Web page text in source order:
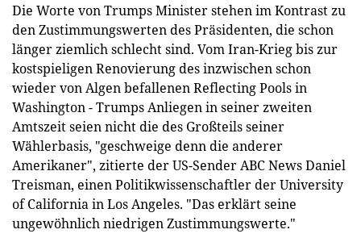
Die Worte von Trumps Minister stehen im Kontrast zu
den Zustimmungswerten des Präsidenten, die schon
länger ziemlich schlecht sind. Vom Iran-Krieg bis zur
kostspieligen Renovierung des inzwischen schon
wieder von Algen befallenen Reflecting Pools in
Washington - Trumps Anliegen in seiner zweiten
Amtszeit seien nicht die des Großteils seiner
Wählerbasis, "geschweige denn die anderer
Amerikaner", zitierte der US-Sender ABC News Daniel
Treisman, einen Politikwissenschaftler der University
of California in Los Angeles. "Das erklärt seine
ungewöhnlich niedrigen Zustimmungswerte."